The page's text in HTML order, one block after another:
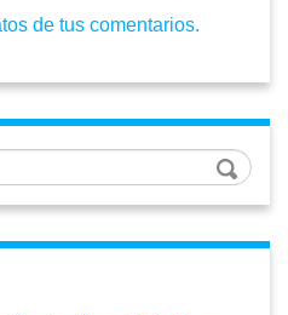
de tus comentarios.